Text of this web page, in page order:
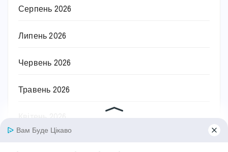
Серпень 2026
Липень 2026
Червень 2026
Травень 2026